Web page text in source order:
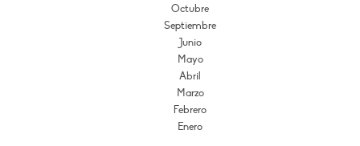
Octubre
Septiembre
Junio
Mayo
Abril
Marzo
Febrero
Enero